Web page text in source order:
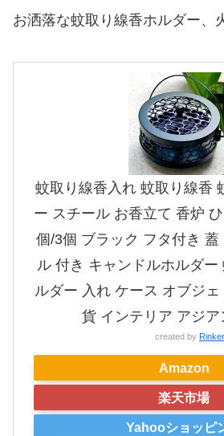
お洒落な蚊取り線香ホルダー、
蚊取り線香入れ 蚊取り線香
ー スチール お香立て 香炉
個/3個 ブラック フタ付き 蓋
ル 付き キャンドルホルダー
ルダー 入れ ケース オブジ
貨 インテリア アジア
created by Rinker
Amazon
楽天市場
Yahooショッピ